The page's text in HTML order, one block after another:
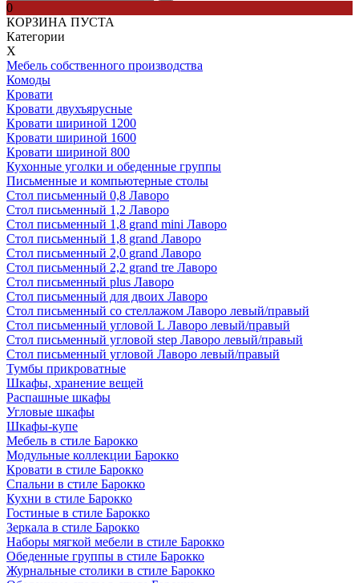
0
КОРЗИНА ПУСТА
Категории
Х
Мебель собственного производства
Комоды
Кровати
Кровати двухъярусные
Кровати шириной 1200
Кровати шириной 1600
Кровати шириной 800
Кухонные уголки и обеденные группы
Письменные и компьютерные столы
Стол письменный 0,8 Лаворо
Стол письменный 1,2 Лаворо
Стол письменный 1,8 grand mini Лаворо
Стол письменный 1,8 grand Лаворо
Стол письменный 2,0 grand Лаворо
Стол письменный 2,2 grand tre Лаворо
Стол письменный plus Лаворо
Стол письменный для двоих Лаворо
Стол письменный со стеллажом Лаворо левый/правый
Стол письменный угловой L Лаворо левый/правый
Стол письменный угловой step Лаворо левый/правый
Стол письменный угловой Лаворо левый/правый
Тумбы прикроватные
Шкафы, хранение вещей
Распашные шкафы
Угловые шкафы
Шкафы-купе
Мебель в стиле Барокко
Модульные коллекции Барокко
Кровати в стиле Барокко
Спальни в стиле Барокко
Кухни в стиле Барокко
Гостиные в стиле Барокко
Зеркала в стиле Барокко
Наборы мягкой мебели в стиле Барокко
Обеденные группы в стиле Барокко
Журнальные столики в стиле Барокко